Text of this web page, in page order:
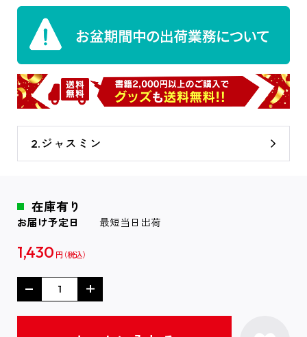
2.ジャスミン
在庫有り
お届け予定日 最短当日出荷
1,430 円